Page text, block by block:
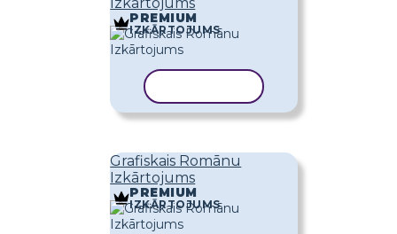
PREMIUM
IZKĀRTOJUMS
Grafiskais Romānu
Izkārtojums
PREMIUM
IZKĀRTOJUMS